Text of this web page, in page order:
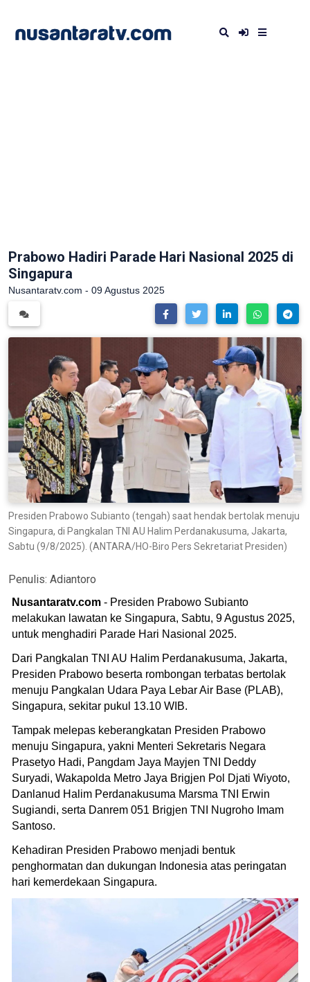
Prabowo Hadiri Parade Hari Nasional 2025 di
Singapura
Nusantaratv.com - 09 Agustus 2025
Presiden Prabowo Subianto (tengah) saat hendak bertolak menuju
Singapura, di Pangkalan TNI AU Halim Perdanakusuma, Jakarta,
Sabtu (9/8/2025). (ANTARA/HO-Biro Pers Sekretariat Presiden)
Penulis: Adiantoro
Nusantaratv.com - Presiden Prabowo Subianto
melakukan lawatan ke Singapura, Sabtu, 9 Agustus 2025,
untuk menghadiri Parade Hari Nasional 2025.
Dari Pangkalan TNI AU Halim Perdanakusuma, Jakarta,
Presiden Prabowo beserta rombongan terbatas bertolak
menuju Pangkalan Udara Paya Lebar Air Base (PLAB),
Singapura, sekitar pukul 13.10 WIB.
Tampak melepas keberangkatan Presiden Prabowo
menuju Singapura, yakni Menteri Sekretaris Negara
Prasetyo Hadi, Pangdam Jaya Mayjen TNI Deddy
Suryadi, Wakapolda Metro Jaya Brigjen Pol Djati Wiyoto,
Danlanud Halim Perdanakusuma Marsma TNI Erwin
Sugiandi, serta Danrem 051 Brigjen TNI Nugroho Imam
Santoso.
Kehadiran Presiden Prabowo menjadi bentuk
penghormatan dan dukungan Indonesia atas peringatan
hari kemerdekaan Singapura.